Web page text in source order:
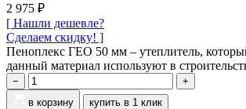
2 975 ₽
[ Нашли дешевле?
Сделаем скидку! ]
Пеноплекс ГЕО 50 мм – утеплитель,
данный материал используют в
−
+
в корзину
купить в 1 клик